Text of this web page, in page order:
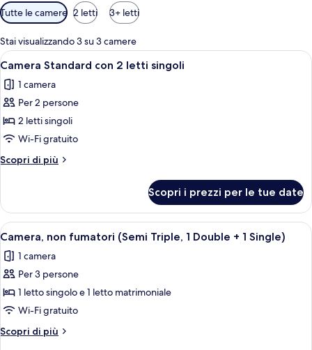
Filtri
disponibili
per
le
camere
Tutte le camere 2 letti 3+ letti
Stai visualizzando 3 su 3 camere
Apri
tutte
le
foto
per
Camera
Standard
con
letti
singoli
Camera d'albergo con una
6
Camera Standard con 2 letti singoli
1 camera
Per 2 persone
2 letti singoli
Wi-Fi gratuito
Scopri di più
Altri
Standard
con
2
singoli
Scopri i prezzi per le tue date
Apri
tutte
le
foto
per
Camera,
non
fumatori
Una camera d'albergo con due letti,
5
Camera, non fumatori (Semi Triple, 1 Double + 1 Single)
1 camera
Per 3 persone
1 letto singolo e 1 letto matrimoniale
Wi-Fi gratuito
Scopri di più
Altri